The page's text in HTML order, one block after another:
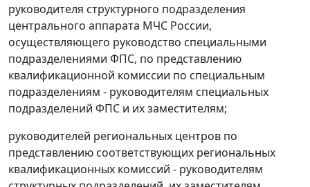
руководителя структурного подразделения
центрального аппарата МЧС России,
осуществляющего руководство специальными
подразделениями ФПС, по представлению
квалификационной комиссии по специальным
подразделениям - руководителям специальных
подразделений ФПС и их заместителям;
руководителей региональных центров по
представлению соответствующих региональных
квалификационных комиссий - руководителям